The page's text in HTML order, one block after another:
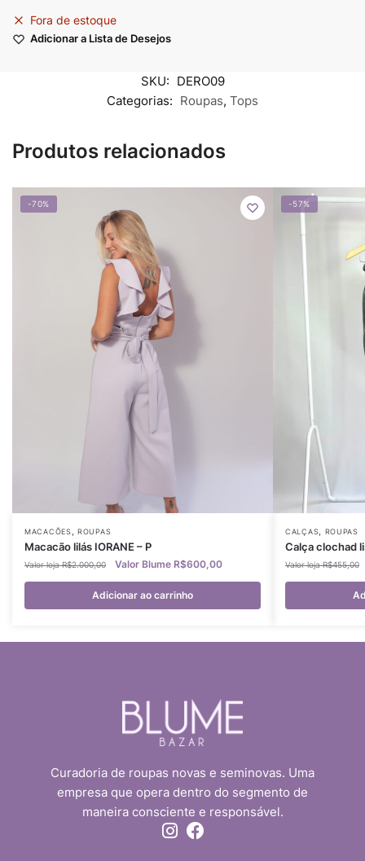
Fora de estoque
Adicionar a Lista de Desejos
SKU: DERO09
Categorias: Roupas, Tops
Produtos relacionados
-70%
MACACÕES,ROUPAS
Macacão lilás IORANE – P
R$2.000,00 R$600,00
Adicionar ao carrinho
-57%
CALÇAS, ROUPAS
Calça clochad
R$455,00
Curadoria de roupas novas e seminovas. Uma
empresa que opera dentro do segmento de
maneira consciente e responsável.